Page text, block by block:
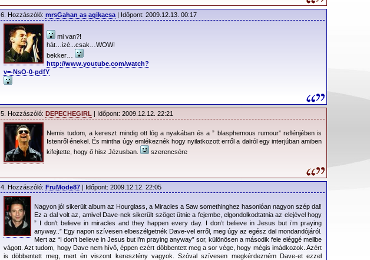
6. Hozzászóló: mrsGahan as agikacsa | Időpont: 2009.12.13. 00:17
mi van?!
hát…izé...csak…WOW!
bekker…
http://www.youtube.com/watch?
v=-NsO-0-pdfY
5. Hozzászóló: DEPECHEGIRL | Időpont: 2009.12.12. 22:21
Nemis tudom, a kereszt mindig ott lóg a nyakában és a ” blasphemous rumour” reflénjében is
Istenről énekel. És mintha úgy emlékeznék hogy nyilatkozott erről a dalról egy interjúban amiben
kifejtette, hogy ő hisz Jézusban.
szerencsére
4. Hozzászóló: FruMode87 | Időpont: 2009.12.12. 22:05
Nagyon jól sikerült album az Hourglass, a Miracles a Saw somethinghez hasonlóan nagyon szép dal!
Ez a dal volt az, amivel Dave-nek sikerült szöget ütnie a fejembe, elgondolkodtatnia az elejével hogy
” I don’t believe in miracles and they happen every day. I don’t believe in Jesus but i’m praying
anyway..” Egy napon szívesen elbeszélgetnék Dave-vel erről, meg úgy az egész dal mondandójáról.
Mert az “I don’t believe in Jesus but i’m praying anyway” sor, különösen a második fele eléggé mellbe
vágott. Azt tudom, hogy Dave nem hívő, éppen ezért döbbentett meg a sor vége, hogy mégis imádkozok. Azért
is döbbentett meg, mert én viszont keresztény vagyok. Szóval szívesen megkérdezném Dave-et ezzel